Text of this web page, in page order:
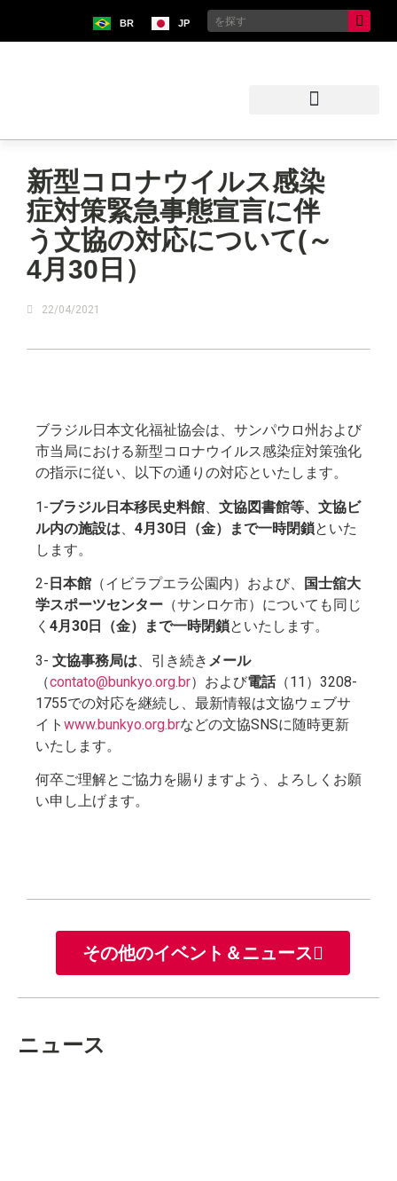
BR JP
新型コロナウイルス感染
症対策緊急事態宣言に伴
う文協の対応について(～
4月30日）
22/04/2021
ブラジル日本文化福祉協会は、サンパウロ州および
市当局における新型コロナウイルス感染症対策強化
の指示に従い、以下の通りの対応といたします。
1-ブラジル日本移民史料館
文協図書館等、文協ビ
ル内の施設は
4月30日（金）まで一時閉鎖といた
します。
2- 日本館 （イビラプエラ公園内）および、
国士舘大
学スポーツセンター （サンロケ市）についても同じ
く 4月30日（金）まで一時閉鎖といたします。
3- 文協事務局は 、引き続き メール
（contato@bunkyo.org.br）および電話（11）3208-
1755での対応を継続し、最新情報は文協ウェブサ
イト www.bunkyo.org.brなどの文協SNSに随時更新
いたします。
何卒ご理解とご協力を賜りますよう、よろしくお願
い申し上げます。
その他のイベント＆ニュース
ニュース